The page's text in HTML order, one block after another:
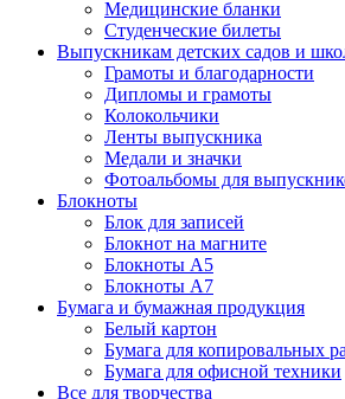
Медицинские бланки
Студенческие билеты
Выпускникам детских садов и
Грамоты и благодарности
Дипломы и грамоты
Колокольчики
Ленты выпускника
Медали и значки
Фотоальбомы для
Блокноты
Блок для записей
Блокнот на магните
Блокноты А5
Блокноты А7
Бумага и бумажная продукция
Белый картон
Бумага для копировальных
Бумага для офисной техники
Все для творчества